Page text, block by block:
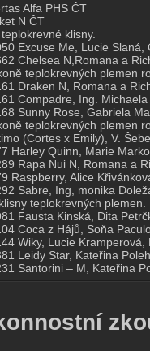
Alfa PHS ČT
N ČT
klisny.
Excuse Me, Lucie Slaná,
Chelsea N,Romana a
teplokrevných plemen
Draken N, Romana a
Compadre, Ing. Michaela
Sunny Rose, Gabriela
teplokrevných plemen
(Cortes x Emily), V.
Harley Quinn, Marie
Rapa Nui N, Romana a
Raspberry, Alice
Sabre, Ing, monika
teplokrevných plemen.
Fausta Kinská, Dita
Coca z Hájů, Soňa
Wiky, Lucie Kramperová,
Leidy Star, Kateřina
Santorini – M, Kateřina